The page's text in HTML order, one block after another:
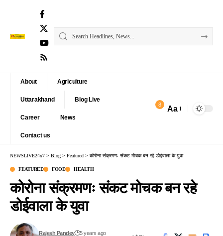
About Agriculture
Uttarakhand Blog Live
Career News
Contact us
8 Aa
NEWSLIVE24x7 > Blog > Featured > कोरोना संक्रमणः संकट मोचक बन रहे डोईवाला के युवा
FEATURED FOOD HEALTH
कोरोना संक्रमणः संकट मोचक बन रहे
डोईवाला के युवा
Rajesh Pandey 5 years ago